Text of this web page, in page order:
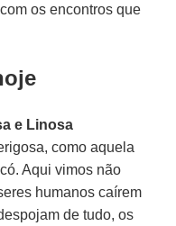
os encontros que
e Linosa
como aquela
Aqui vimos não
humanos caírem
de tudo, os